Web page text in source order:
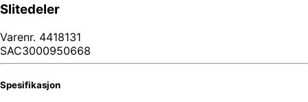
Slitedeler
Varenr. 4418131
SAC3000950668
Spesifikasjon